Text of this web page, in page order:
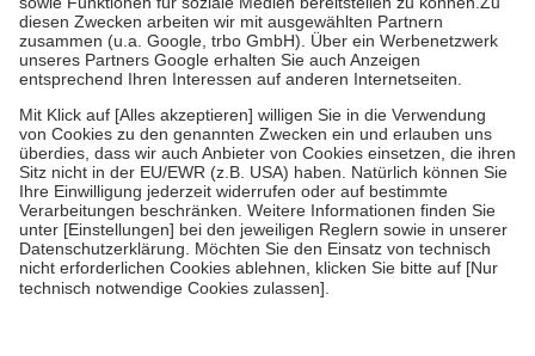
Kosten der Leistung zu entrichten.
Diese Regeln gelten grundsätzlich auch für Online-Apotheken.
Bei Heilmitteln und häuslicher Krankenpflege beträgt die
Zuzahlung zehn Prozent der Kosten sowie zehn Euro je
Verordnung.
Um das Engagement der Versicherten für ihre eigene Gesundheit zu
stärken und die besondere Stellung der Familie zu unterstützen,
fallenkeine Zuzahlungenan bei:
• Kindern und Jugendlichen bis zum vollendeten 18. Lebensjahr
mit Ausnahme der Fahrkosten
• Untersuchungen zur Vorsorge und Früherkennung, die von der
GKV getragen werden